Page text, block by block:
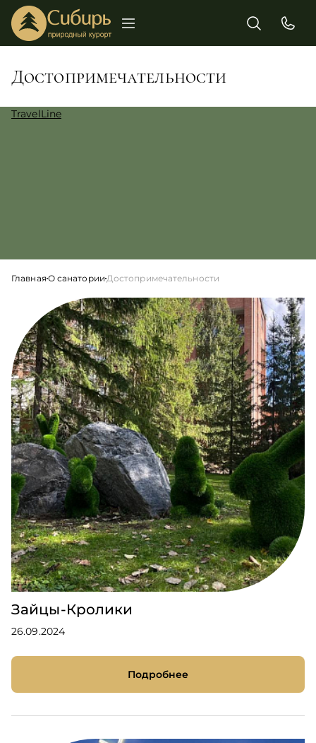
Достопримечательности
TravelLine
ГлавнаяО санаторииДостопримечательности
Зайцы-Кролики
26.09.2024
Подробнее